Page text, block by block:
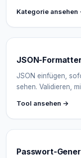
Kategorie ansehen
JSON-Formatter
JSON einfügen,
sehen. Validieren,
Tool ansehen →
Passwort-